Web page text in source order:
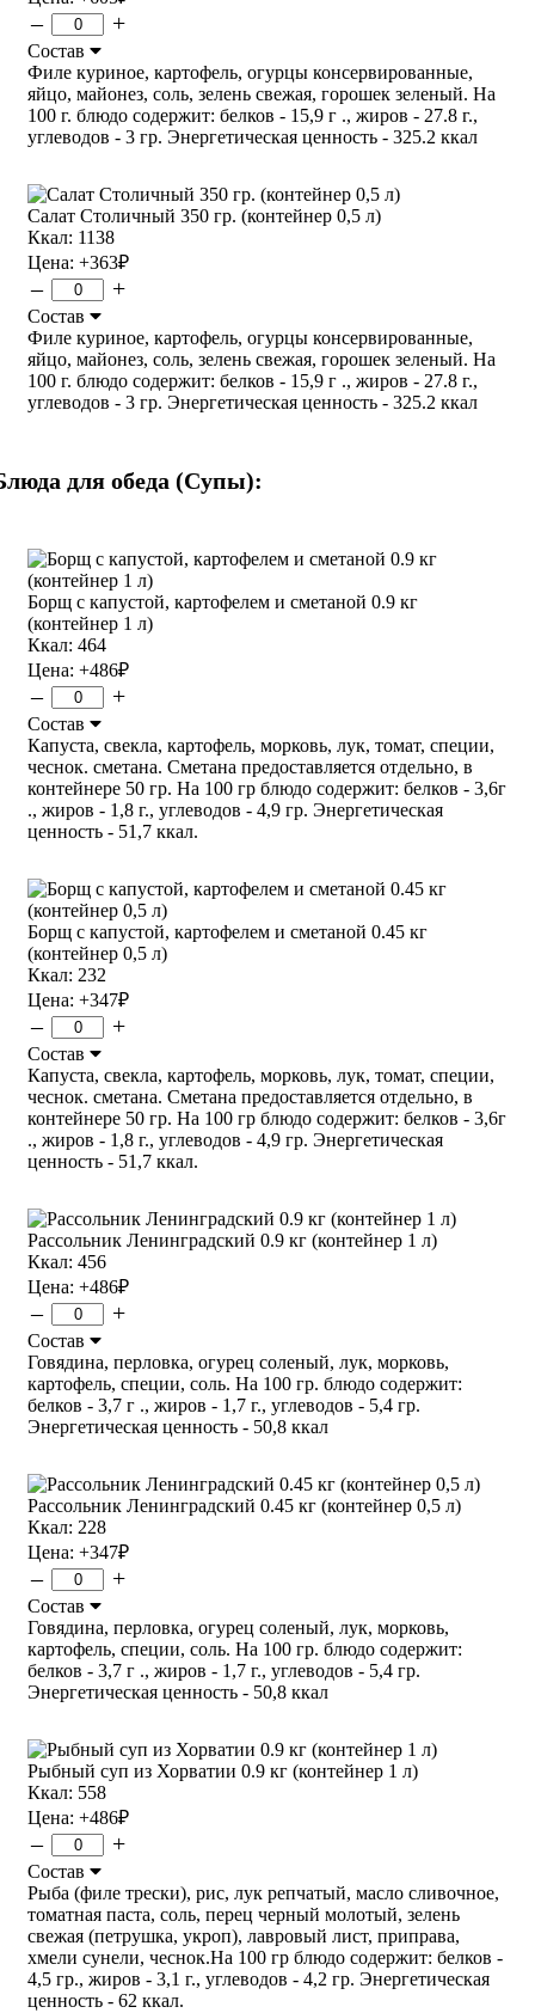
– +
Состав
Филе куриное, картофель, огурцы консервированные,
яйцо, майонез, соль, зелень свежая, горошек зеленый. На
100 г. блюдо содержит: белков - 15,9 г ., жиров - 27.8 г.,
углеводов - 3 гр. Энергетическая ценность - 325.2 ккал
Салат Столичный 350 гр. (контейнер 0,5 л)
Ккал: 1138
Цена: +363₽
– +
Состав
Филе куриное, картофель, огурцы консервированные,
яйцо, майонез, соль, зелень свежая, горошек зеленый. На
100 г. блюдо содержит: белков - 15,9 г ., жиров - 27.8 г.,
углеводов - 3 гр. Энергетическая ценность - 325.2 ккал
для обеда (Супы):
Борщ с капустой, картофелем и сметаной 0.9 кг
(контейнер 1 л)
Ккал: 464
Цена: +486₽
– +
Состав
Капуста, свекла, картофель, морковь, лук, томат, специи,
чеснок. сметана. Сметана предоставляется отдельно, в
контейнере 50 гр. На 100 гр блюдо содержит: белков - 3,6г
., жиров - 1,8 г., углеводов - 4,9 гр. Энергетическая
ценность - 51,7 ккал.
Борщ с капустой, картофелем и сметаной 0.45 кг
(контейнер 0,5 л)
Ккал: 232
Цена: +347₽
– +
Состав
Капуста, свекла, картофель, морковь, лук, томат, специи,
чеснок. сметана. Сметана предоставляется отдельно, в
контейнере 50 гр. На 100 гр блюдо содержит: белков - 3,6г
., жиров - 1,8 г., углеводов - 4,9 гр. Энергетическая
ценность - 51,7 ккал.
Рассольник Ленинградский 0.9 кг (контейнер 1 л)
Ккал: 456
Цена: +486₽
– +
Состав
Говядина, перловка, огурец соленый, лук, морковь,
картофель, специи, соль. На 100 гр. блюдо содержит:
белков - 3,7 г ., жиров - 1,7 г., углеводов - 5,4 гр.
Энергетическая ценность - 50,8 ккал
Рассольник Ленинградский 0.45 кг (контейнер 0,5 л)
Ккал: 228
Цена: +347₽
– +
Состав
Говядина, перловка, огурец соленый, лук, морковь,
картофель, специи, соль. На 100 гр. блюдо содержит:
белков - 3,7 г ., жиров - 1,7 г., углеводов - 5,4 гр.
Энергетическая ценность - 50,8 ккал
Рыбный суп из Хорватии 0.9 кг (контейнер 1 л)
Ккал: 558
Цена: +486₽
– +
Состав
Рыба (филе трески), рис, лук репчатый, масло сливочное,
томатная паста, соль, перец черный молотый, зелень
свежая (петрушка, укроп), лавровый лист, приправа,
хмели сунели, чеснок.На 100 гр блюдо содержит: белков -
4,5 гр., жиров - 3,1 г., углеводов - 4,2 гр. Энергетическая
ценность - 62 ккал.